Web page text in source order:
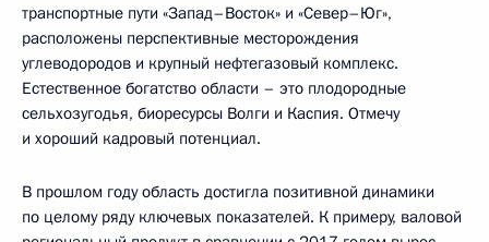
транспортные пути «Запад–Восток» и «Север–Юг»,
расположены перспективные месторождения
углеводородов и крупный нефтегазовый комплекс.
Естественное богатство области – это плодородные
сельхозугодья, биоресурсы Волги и Каспия. Отмечу
и хороший кадровый потенциал.
В прошлом году область достигла позитивной динамики
по целому ряду ключевых показателей. К примеру, валовой